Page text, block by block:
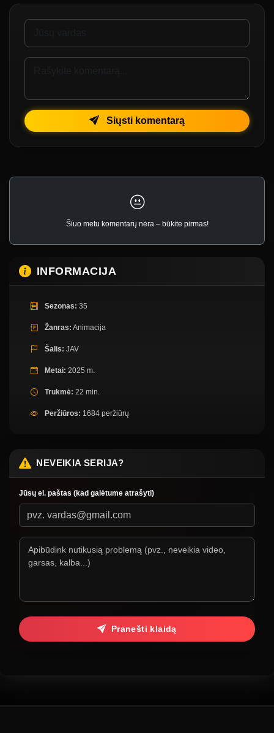
Siųsti komentarą
Šiuo metu komentarų nėra – būkite pirmas!
INFORMACIJA
Sezonas: 35
Žanras: Animacija
Šalis: JAV
Metai: 2025 m.
Trukmė: 22 min.
Peržiūros: 1684 peržiūrų
NEVEIKIA SERIJA?
Jūsų el. paštas (kad galėtume atrašyti)
Pranešti klaidą